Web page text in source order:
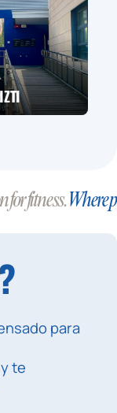
for fitness.Where
para
te